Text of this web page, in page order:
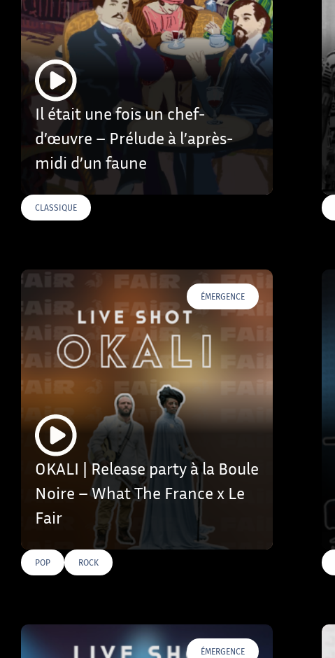
Il était une fois un chef-
d’œuvre – Prélude à l’après-
midi d’un faune
CLASSIQUE
ÉMERGENCE
OKALI | Release party à la Boule
Noire – What The France x Le
Fair
POP ROCK
ÉMERGENCE